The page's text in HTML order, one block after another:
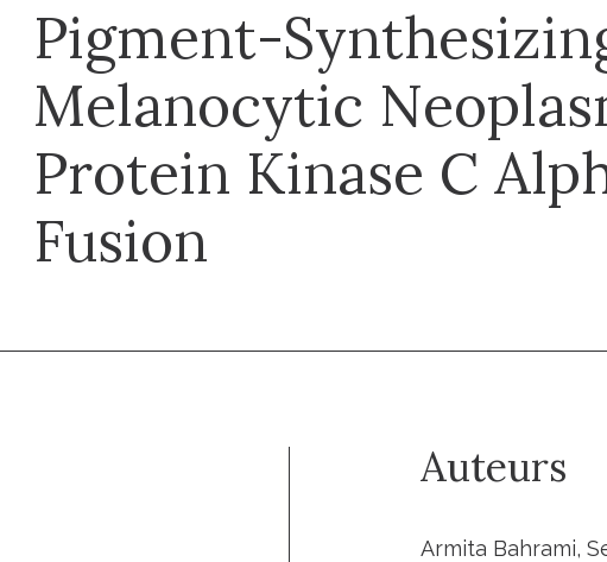
Pigment-
Melanocytic
Protein Kinase C
Fusion
Auteurs
Armita Bahrami,